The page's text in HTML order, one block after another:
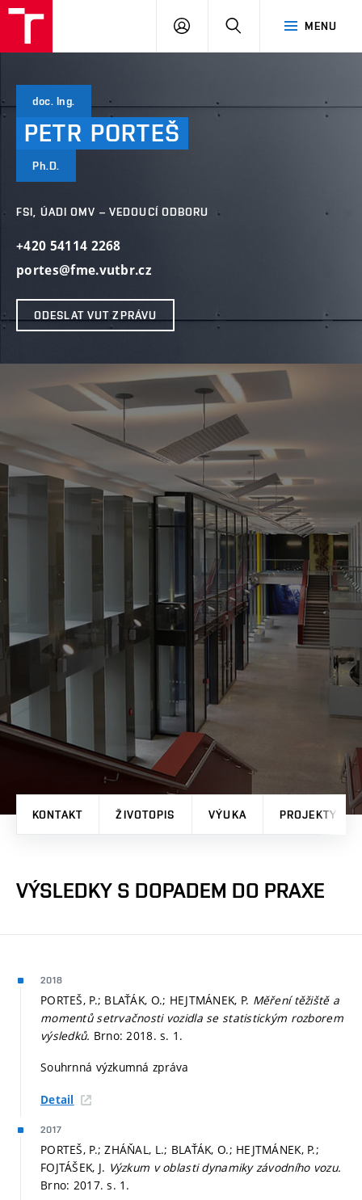
MENU
PŘIHLÁSIT
doc. Ing.
PETR PORTEŠ
Ph.D.
FSI, ÚADI OMV – VEDOUCÍ ODBORU
+420 54114 2268
portes@fme.vutbr.cz
ODESLAT VUT ZPRÁVU
KONTAKT ŽIVOTOPIS VÝUKA PROJEKTY
VÝSLEDKY S DOPADEM DO PRAXE
2018
PORTEŠ, P.; BLAŤÁK, O.; HEJTMÁNEK, P. Měření těžiště a
momentů setrvačnosti vozidla se statistickým rozborem
výsledků. Brno: 2018.s. 1.
Souhrnná výzkumná zpráva
Detail
2017
PORTEŠ, P.; ZHÁŇAL, L.; BLAŤÁK, O.; HEJTMÁNEK, P.;
FOJTÁŠEK, J. Výzkum v oblasti dynamiky závodního vozu.
Brno: 2017.s. 1.